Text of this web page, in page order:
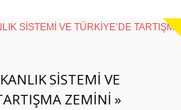
SİSTEMİ VE
ZEMİNİ »